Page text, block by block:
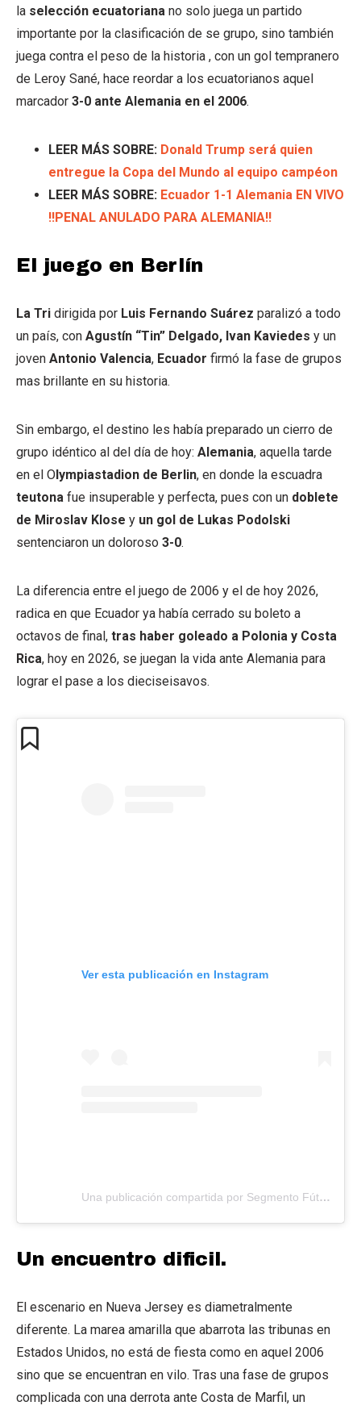
la selección ecuatoriana no solo juega un partido
importante por la clasificación de se grupo, sino también
juega contra el peso de la historia , con un gol tempranero
de Leroy Sané, hace reordar a los ecuatorianos aquel
marcador 3-0 ante Alemania en el 2006.
LEER MÁS SOBRE: Donald Trump será quien
entregue la Copa del Mundo al equipo campéon
LEER MÁS SOBRE: Ecuador 1-1 Alemania EN VIVO
!!PENAL ANULADO PARA ALEMANIA!!
El juego en Berlín
La Tri dirigida por Luis Fernando Suárez paralizó a todo
un país, con Agustín “Tin” Delgado, Ivan Kaviedes y un
joven Antonio Valencia, Ecuador firmó la fase de grupos
mas brillante en su historia.
Sin embargo, el destino les había preparado un cierro de
grupo idéntico al del día de hoy: Alemania, aquella tarde
en el Olympiastadion de Berlin, en donde la escuadra
teutona fue insuperable y perfecta, pues con un doblete
de Miroslav Klose y un gol de Lukas Podolski
sentenciaron un doloroso 3-0.
La diferencia entre el juego de 2006 y el de hoy 2026,
radica en que Ecuador ya había cerrado su boleto a
octavos de final, tras haber goleado a Polonia y Costa
Rica, hoy en 2026, se juegan la vida ante Alemania para
lograr el pase a los dieciseisavos.
Ver esta publicación en Instagram
Una publicación compartida por Segmento Fútbol (@segmentofutbolec)
Un encuentro dificil.
El escenario en Nueva Jersey es diametralmente
diferente. La marea amarilla que abarrota las tribunas en
Estados Unidos, no está de fiesta como en aquel 2006
sino que se encuentran en vilo. Tras una fase de grupos
complicada con una derrota ante Costa de Marfil, un